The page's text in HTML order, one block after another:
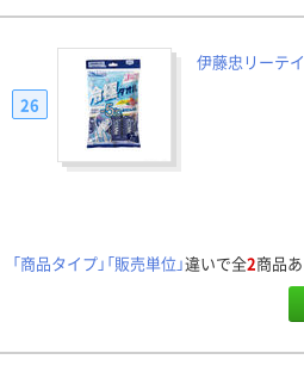
伊藤忠リーテ
26
「商品タイプ」「販売単位」違いで全2商品